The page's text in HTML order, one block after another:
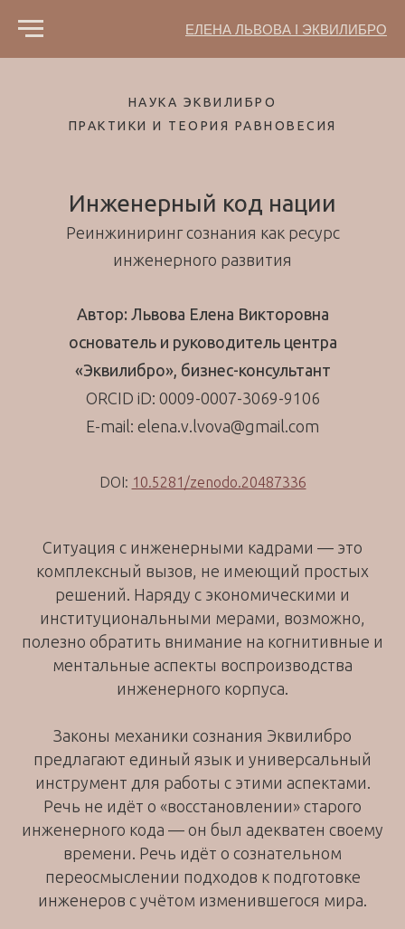
ЕЛЕНА ЛЬВОВА I ЭКВИЛИБРО
НАУКА ЭКВИЛИБРО
ПРАКТИКИ И ТЕОРИЯ РАВНОВЕСИЯ
Инженерный код нации
Реинжиниринг сознания как ресурс
инженерного развития
Автор: Львова Елена Викторовна
основатель и руководитель центра
«Эквилибро», бизнес-консультант
ORCID iD: 0009-0007-3069-9106
E-mail: elena.v.lvova@gmail.com
DOI: 10.5281/zenodo.20487336
Ситуация с инженерными кадрами — это
комплексный вызов, не имеющий простых
решений. Наряду с экономическими и
институциональными мерами, возможно,
полезно обратить внимание на когнитивные и
ментальные аспекты воспроизводства
инженерного корпуса.
Законы механики сознания Эквилибро
предлагают единый язык и универсальный
инструмент для работы с этими аспектами.
Речь не идёт о «восстановлении» старого
инженерного кода — он был адекватен своему
времени. Речь идёт о сознательном
переосмыслении подходов к подготовке
инженеров с учётом изменившегося мира.